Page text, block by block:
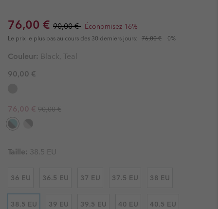
Sale price:
76,00 € Regular price:
90,00 € Économisez 16%
Le prix le plus bas au cours des 30 derniers jours: 76,00 € 0%
Couleur: Black, Teal
90,00 €
Sale price:
76,00 € Regular price:
90,00 €
Taille: 38.5 EU
36 EU 36.5 EU 37 EU 37.5 EU 38 EU
38.5 EU 39 EU 39.5 EU 40 EU 40.5 EU